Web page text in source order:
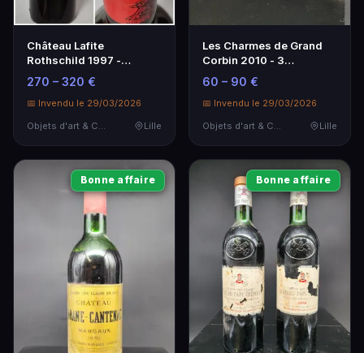
Château Lafite
Rothschild 1997 -
Bouteille de Vin Rouge
Prestigieux
270 – 320 €
📅 Invendu le 29/03/2026
Lille
Les Charmes de Grand
Corbin 2010 - 3
Bouteilles de Saint
Emilion
60 – 90 €
📅 Invendu le 29/03/2026
Lille
Bonne affaire Bonne affaire